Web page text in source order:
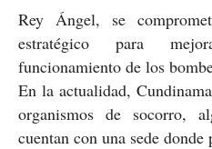
Rey Ángel, se
estratégico para
funcionamiento de los
En la actualidad,
organismos de socorro,
cuentan con una sede donde